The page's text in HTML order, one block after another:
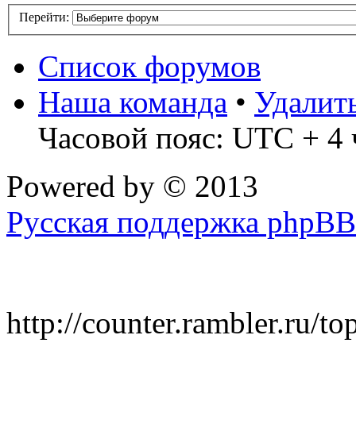
Перейти:
Список форумов
Наша команда •
Часовой пояс: UTC + 4
Powered by © 2013
Русская поддержка phpBB
http://counter.rambler.ru/